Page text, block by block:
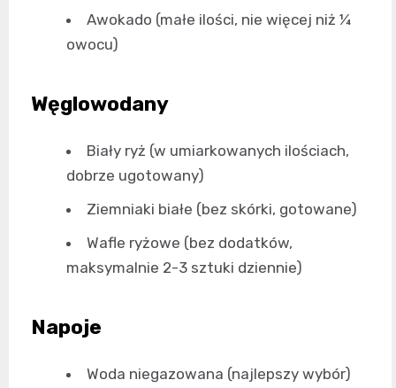
Awokado (małe ilości, nie więcej niż ¼
owocu)
Węglowodany
Biały ryż (w umiarkowanych ilościach,
dobrze ugotowany)
Ziemniaki białe (bez skórki, gotowane)
Wafle ryżowe (bez dodatków,
maksymalnie 2-3 sztuki dziennie)
Napoje
Woda niegazowana (najlepszy wybór)